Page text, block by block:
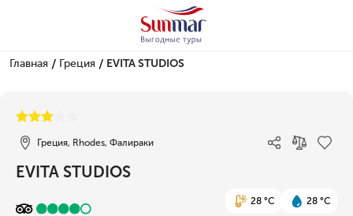
Главная / Греция / EVITA STUDIOS
Греция, Rhodes, Фалираки
EVITA STUDIOS
28 °C
28 °C